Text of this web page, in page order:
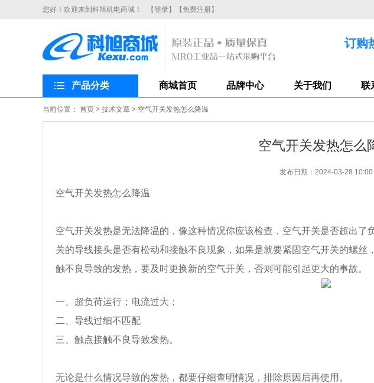
您好！欢迎来到科旭机电商城！ 【登录】 【免费注册】
订购热线
产品分类 商城首页 品牌中心 关于我们 联
当前位置： 首页 > 技术文章 > 空气开关发热怎么降温
空气开关发热怎么
发布日期：2024-03-28 10:00
空气开关发热怎么降温
空气开关发热是无法降温的，像这种情况你应该检查，空气开关是否超出
关的导线接头是否有松动和接触不良现象，如果是就要紧固空气开关的螺
触不良导致的发热，要及时更换新的空气开关，否则可能引起更大的事故。
一、超负荷运行；电流过大；
二、导线过细不匹配
三、触点接触不良导致发热。
无论是什么情况导致的发热，都要仔细查明情况，排除原因后再使用。